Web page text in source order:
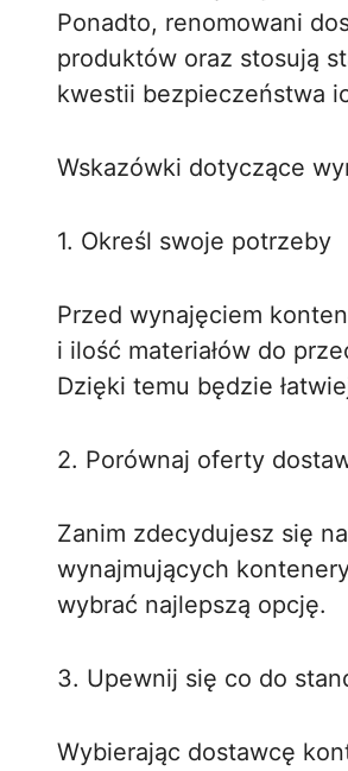
Ponadto, renomowani
produktów oraz stosują
kwestii bezpieczeństwa
Wskazówki dotyczące
1. Określ swoje potrzeby
Przed wynajęciem
i ilość materiałów do
Dzięki temu będzie
2. Porównaj oferty
Zanim zdecydujesz się
wynajmujących
wybrać najlepszą opcję.
3. Upewnij się co do
Wybierając dostawcę